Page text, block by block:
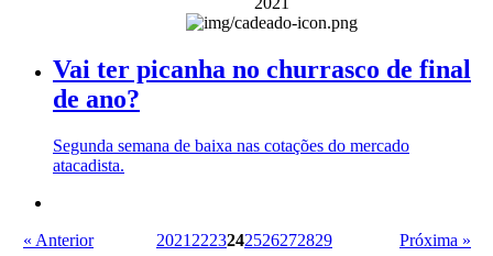
Vai ter picanha no churrasco de final
de ano?
Segunda semana de baixa nas cotações do mercado
atacadista.
« Anterior 2021 2223242526272829 Próxima »